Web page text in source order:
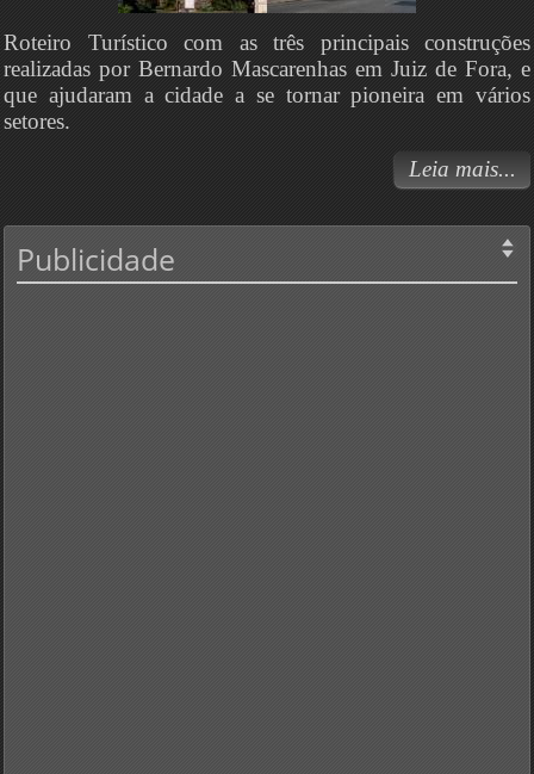
Roteiro Turístico com as três principais construções
realizadas por Bernardo Mascarenhas em Juiz de Fora, e
que ajudaram a cidade a se tornar pioneira em vários
setores.
Leia mais...
Publicidade